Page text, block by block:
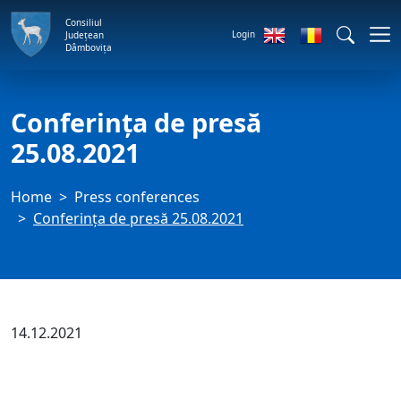
Consiliul
Județean
Dâmbovița
Login
Conferința de presă
25.08.2021
Home
Press conferences
Conferința de presă 25.08.2021
14.12.2021